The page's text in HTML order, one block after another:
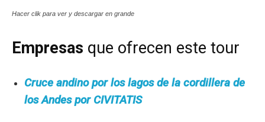
Hacer clik para ver y descargar en grande
Empresas que ofrecen este tour
Cruce andino por los lagos de la cordillera de
los Andes por CIVITATIS